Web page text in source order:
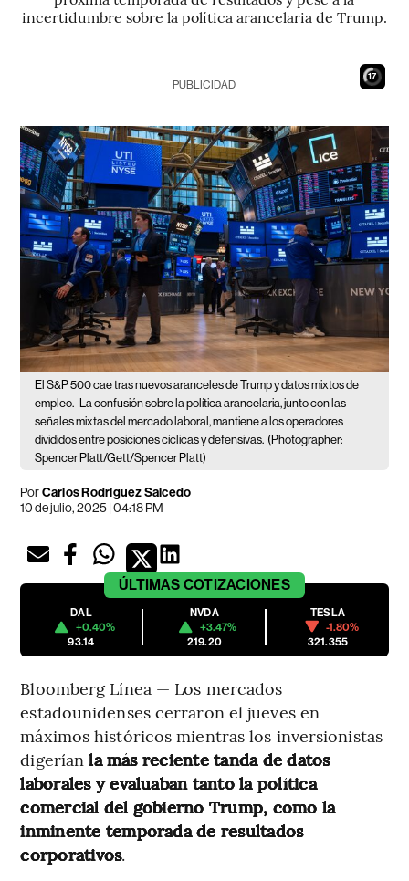
incertidumbre sobre la política arancelaria de Trump.
15
PUBLICIDAD
El S&P 500 cae tras nuevos aranceles de Trump y datos mixtos de
empleo.
La confusión sobre la política arancelaria, junto con las
señales mixtas del mercado laboral, mantiene a los operadores
divididos entre posiciones cíclicas y defensivas. (Photographer:
Spencer Platt/Gett/Spencer Platt)
PorCarlos Rodríguez Salcedo
10 de julio, 2025 | 04:18 PM
ÚLTIMAS COTIZACIONES
DAL
+0.40%
93.14
NVDA
+3.47%
219.20
TESLA
-1.80%
321.355
Bloomberg Línea — Los mercados
estadounidenses cerraron el jueves en
máximos históricos mientras los inversionistas
digeríanla más reciente tanda de datos
laborales y evaluaban tanto la política
comercial del gobierno Trump, como la
inminente temporada de resultados
corporativos.